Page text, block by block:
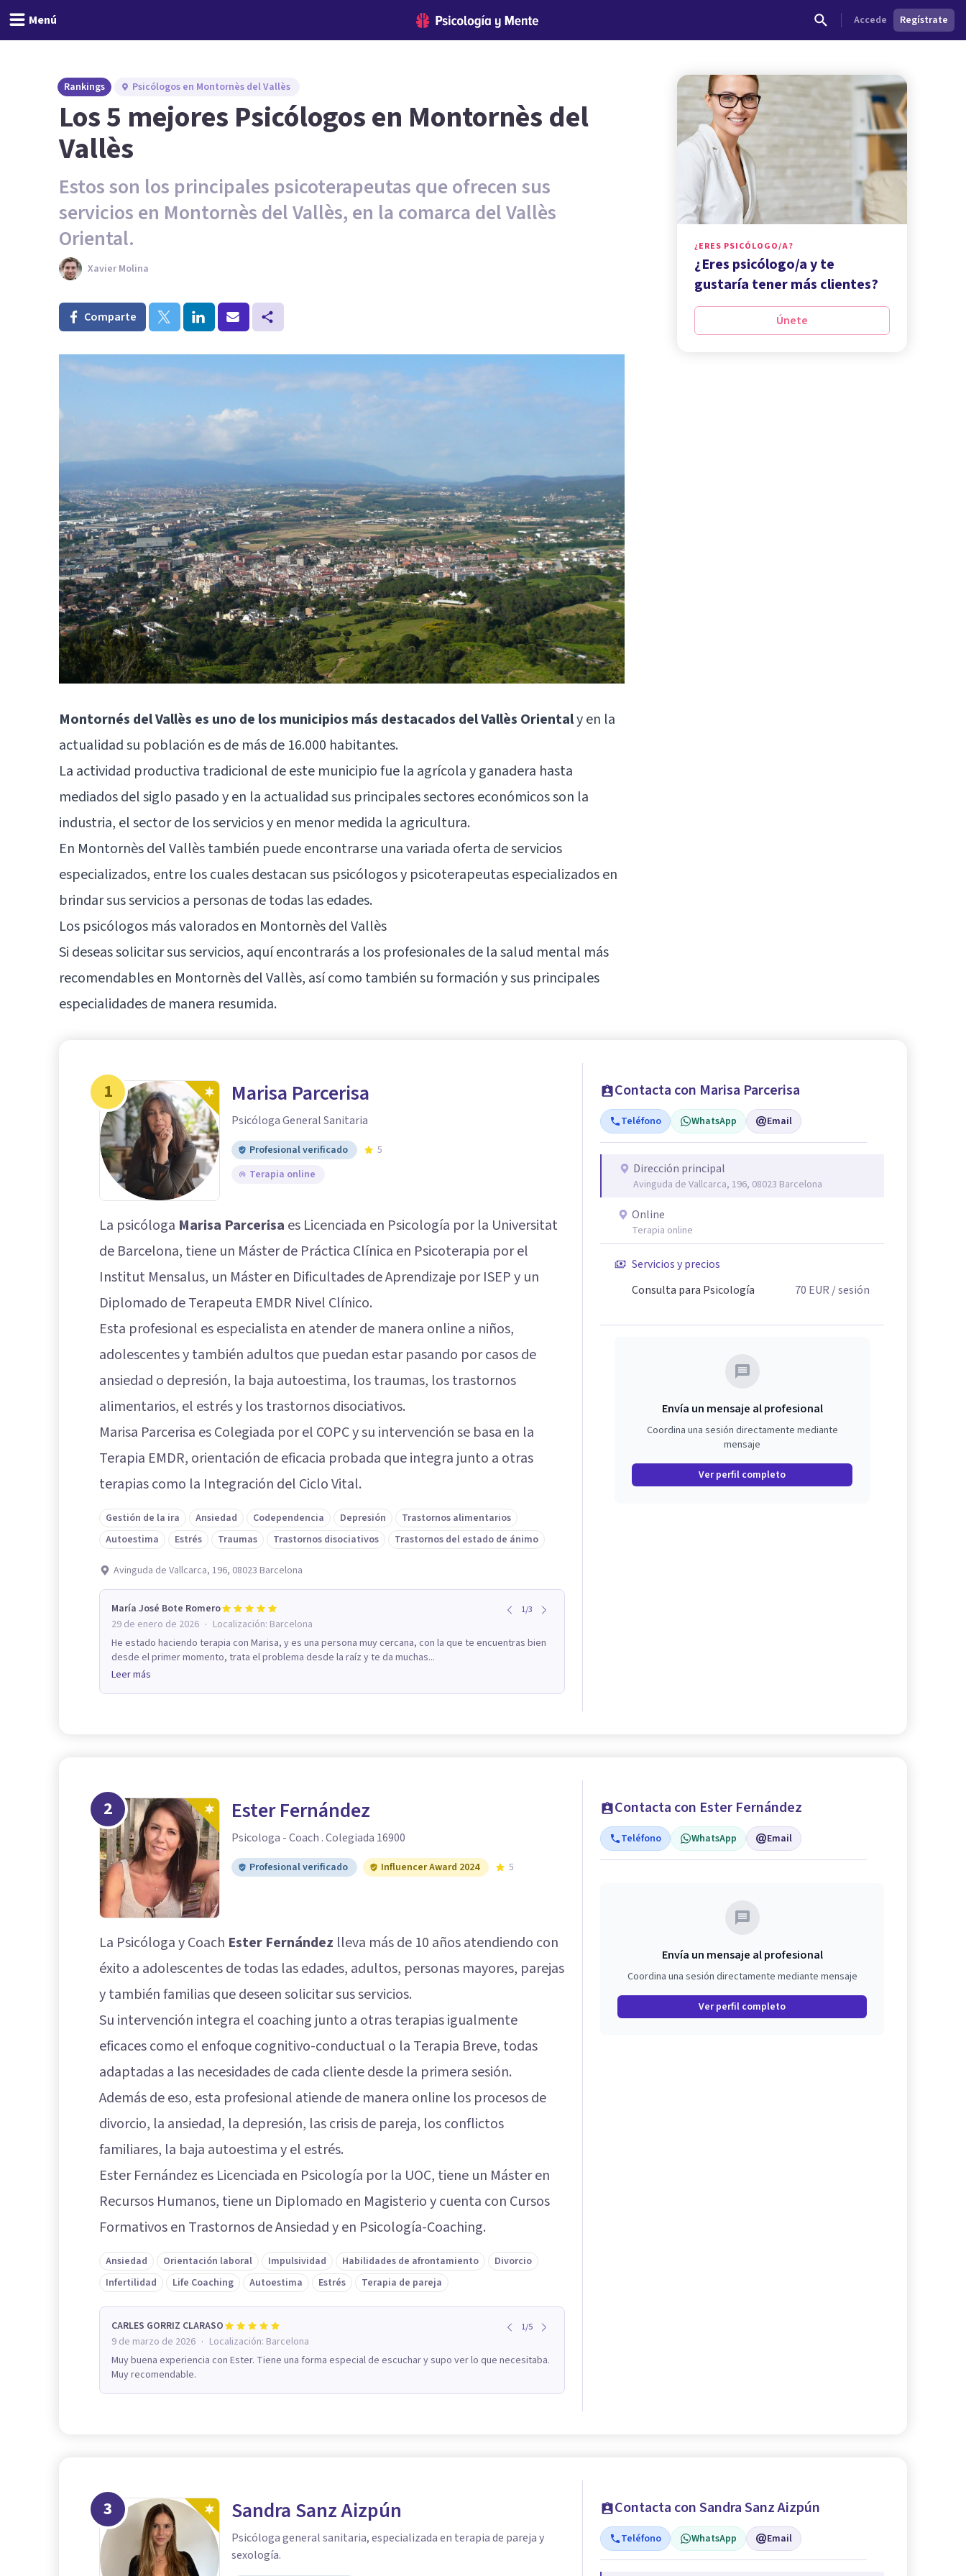
Menú Accede Regístrate
Rankings Psicólogos en Montornès del Vallès
Los 5 mejores Psicólogos en Montornès del
Vallès
Estos son los principales psicoterapeutas que ofrecen sus
servicios en Montornès del Vallès, en la comarca del Vallès
Oriental.
Xavier Molina
Comparte
Montornés del Vallès es uno de los municipios más destacados del Vallès Orientaly en la
actualidad su población es de más de 16.000 habitantes.
La actividad productiva tradicional de este municipio fue la agrícola y ganadera hasta
mediados del siglo pasado y en la actualidad sus principales sectores económicos son la
industria, el sector de los servicios y en menor medida la agricultura.
En Montornès del Vallès también puede encontrarse una variada oferta de servicios
especializados, entre los cuales destacan sus psicólogos y psicoterapeutas especializados en
brindar sus servicios a personas de todas las edades.
Los psicólogos más valorados en Montornès del Vallès
Si deseas solicitar sus servicios, aquí encontrarás a los profesionales de la salud mental más
recomendables en Montornès del Vallès, así como también su formación y sus principales
especialidades de manera resumida.
¿ERES PSICÓLOGO/A?
¿Eres psicólogo/a y te
gustaría tener más clientes?
Únete
1 Marisa Parcerisa
Psicóloga General Sanitaria
Profesional verificado
5
Terapia online
La psicóloga Marisa Parcerisa es Licenciada en Psicología por la Universitat
de Barcelona, tiene un Máster de Práctica Clínica en Psicoterapia por el
Institut Mensalus, un Máster en Dificultades de Aprendizaje por ISEP y un
Diplomado de Terapeuta EMDR Nivel Clínico.
Esta profesional es especialista en atender de manera online a niños,
adolescentes y también adultos que puedan estar pasando por casos de
ansiedad o depresión, la baja autoestima, los traumas, los trastornos
alimentarios, el estrés y los trastornos disociativos.
Marisa Parcerisa es Colegiada por el COPC y su intervención se basa en la
Terapia EMDR, orientación de eficacia probada que integra junto a otras
terapias como la Integración del Ciclo Vital.
Gestión de la ira Ansiedad Codependencia Depresión
Trastornos alimentarios
Autoestima
Estrés Traumas Trastornos disociativos Trastornos del estado de ánimo
Avinguda de Vallcarca, 196, 08023 Barcelona
María José Bote Romero 1/3
29 de enero de 2026 · Localización: Barcelona
He estado haciendo terapia con Marisa, y es una persona muy cercana, con la que te encuentras bien
desde el primer momento, trata el problema desde la raíz y te da muchas...
Leer más
Contacta con Marisa Parcerisa
Teléfono WhatsApp Email
Dirección principal
Avinguda de Vallcarca, 196, 08023 Barcelona
Online
Terapia online
Servicios y precios
Consulta para Psicología
70 EUR / sesión
Envía un mensaje al profesional
Coordina una sesión directamente mediante
mensaje
Ver perfil completo
2 Ester Fernández
Psicologa - Coach . Colegiada 16900
Profesional verificado Influencer Award 2024 5
La Psicóloga y Coach Ester Fernández lleva más de 10 años atendiendo con
éxito a adolescentes de todas las edades, adultos, personas mayores, parejas
y también familias que deseen solicitar sus servicios.
Su intervención integra el coaching junto a otras terapias igualmente
eficaces como el enfoque cognitivo-conductual o la Terapia Breve, todas
adaptadas a las necesidades de cada cliente desde la primera sesión.
Además de eso, esta profesional atiende de manera online los procesos de
divorcio, la ansiedad, la depresión, las crisis de pareja, los conflictos
familiares, la baja autoestima y el estrés.
Ester Fernández es Licenciada en Psicología por la UOC, tiene un Máster en
Recursos Humanos, tiene un Diplomado en Magisterio y cuenta con Cursos
Formativos en Trastornos de Ansiedad y en Psicología-Coaching.
Ansiedad Orientación laboral Impulsividad Habilidades de afrontamiento
Divorcio
Infertilidad
Life Coaching Autoestima Estrés Terapia de pareja
CARLES GORRIZ CLARASO 1/5
9 de marzo de 2026 · Localización: Barcelona
Muy buena experiencia con Ester. Tiene una forma especial de escuchar y supo ver lo que necesitaba.
Muy recomendable.
Contacta con Ester Fernández
Teléfono WhatsApp Email
Envía un mensaje al profesional
Coordina una sesión directamente mediante mensaje
Ver perfil completo
3 Sandra Sanz Aizpún
Psicóloga general sanitaria, especializada en terapia de pareja y
sexología.
Contacta con Sandra Sanz Aizpún
Teléfono WhatsApp Email